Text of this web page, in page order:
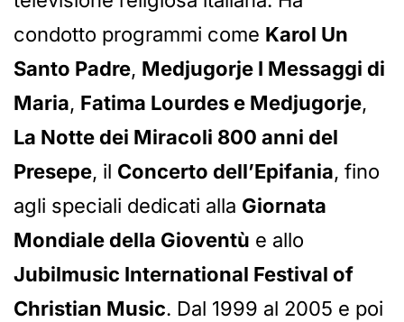
condotto programmi come Karol Un
Santo Padre, Medjugorje I Messaggi di
Maria, Fatima Lourdes e Medjugorje,
La Notte dei Miracoli 800 anni del
Presepe, il Concerto dell’Epifania, fino
agli speciali dedicati alla Giornata
Mondiale della Gioventù e allo
Jubilmusic International Festival of
Christian Music. Dal 1999 al 2005 e poi